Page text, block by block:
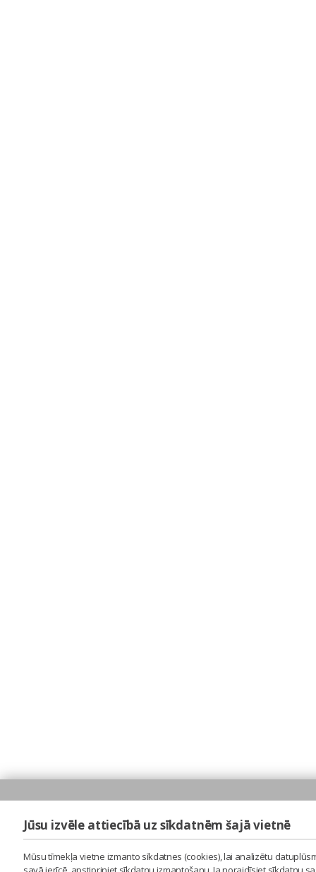
Jūsu izvēle attiecībā uz sīkdatnēm šajā vietnē
Mūsu tīmekļa vietne izmanto sīkdatnes (cookies), lai analizētu